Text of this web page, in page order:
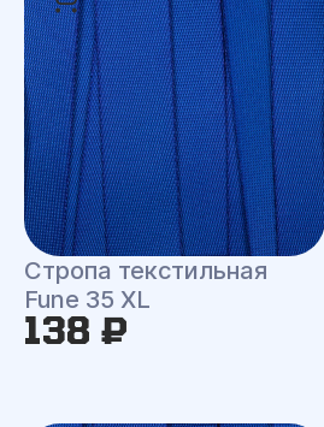
Стропа текстильная
Fune 35 XL
138 ₽